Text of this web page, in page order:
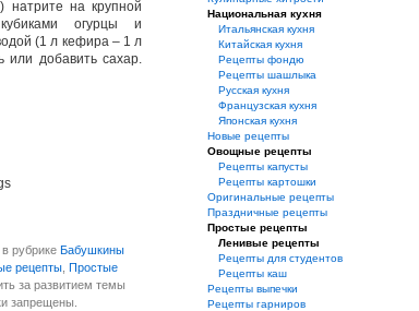
натрите на крупной
огурцы и
(1 л кефира – 1 л
добавить сахар.
рубрике Бабушкины
рецепты Простые
за развитием темы
запрещены.
Национальная кухня
Итальянская кухня
Китайская кухня
Рецепты фондю
Рецепты шашлыка
Русская кухня
Французская кухня
Японская кухня
Новые рецепты
Овощные рецепты
Рецепты капусты
Рецепты картошки
Оригинальные рецепты
Праздничные рецепты
Простые рецепты
Ленивые рецепты
Рецепты для студентов
Рецепты каш
Рецепты выпечки
Рецепты гарниров